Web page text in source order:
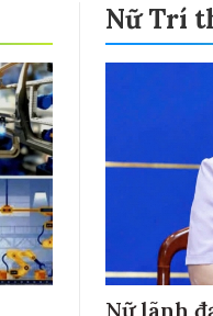
Nữ Trí
Nữ lãnh